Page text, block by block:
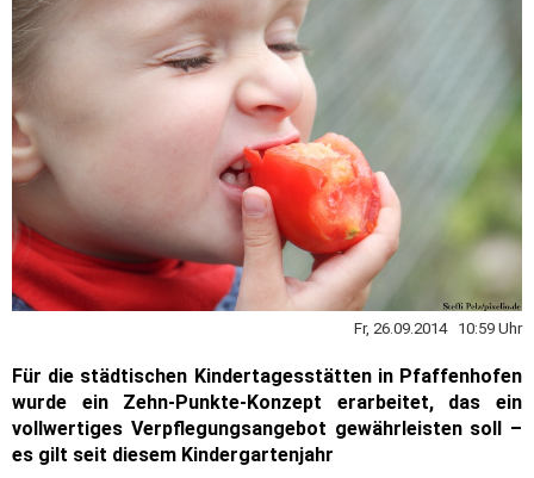
Fr, 26.09.2014 10:59 Uhr
Für die städtischen Kindertagesstätten in Pfaffenhofen
wurde ein Zehn-Punkte-Konzept erarbeitet, das ein
vollwertiges Verpflegungsangebot gewährleisten soll –
es gilt seit diesem Kindergartenjahr